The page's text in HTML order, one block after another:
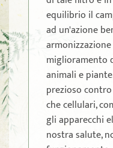
equilibrio il
ad un'azione
miglioramento
animali e
prezioso
che cellulari,
gli apparecchi
nostra salute,